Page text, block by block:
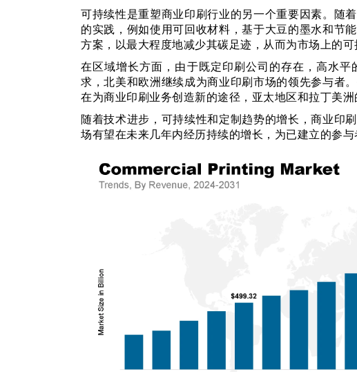
可持续性是重塑商业印刷行业的另一个重要因素。随
的实践，例如使用可回收材料，基于大豆的墨水和节
方案，以最大程度地减少其碳足迹，从而为市场上的可
在区域增长方面，由于既定印刷公司的存在，高水
求，北美和欧洲继续成为商业印刷市场的领先参与者
在为商业印刷业务创造新的途径，亚太地区和拉丁美
随着技术进步，可持续性和定制趋势的增长，商业印
场有望在未来几年内经历持续的增长，为已建立的参与